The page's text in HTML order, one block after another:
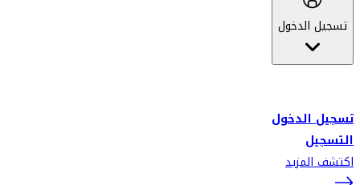
تسجيل الدخول
تسجيل الدخول
التسجيل
اكتشف المزيد